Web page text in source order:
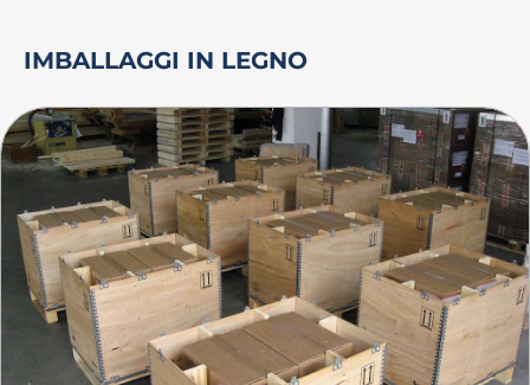
IMBALLAGGI IN LEGNO